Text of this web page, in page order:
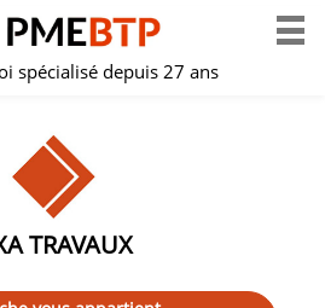
spécialisé depuis 27 ans
TRAVAUX